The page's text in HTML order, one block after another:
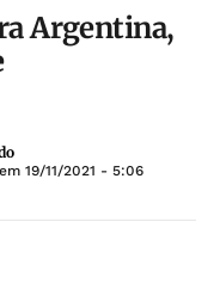
Argentina,
19/11/2021 - 5:06